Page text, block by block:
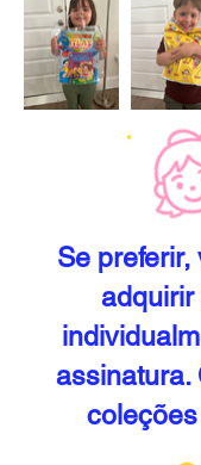
Se preferir,
adquirir
assinatura.